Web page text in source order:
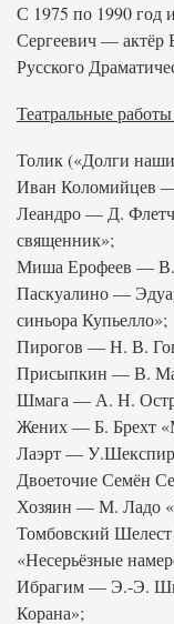
С 1975 по 1990 год
Сергеевич — актёр
Русского
Театральные
Толик («Долги
Иван Коломийцев
Леандро — Д.
священник»;
Миша Ерофеев — В.
Паскуалино —
синьора Купьелло»;
Пирогов — Н. В.
Присыпкин — В.
Шмага — А. Н.
Жених — Б. Брехт
Лаэрт — У.Шекспир
Двоеточие Семён
Хозяин — М. Ладо
Томбовский
«Несерьёзные
Ибрагим — Э.-Э.
Корана»;